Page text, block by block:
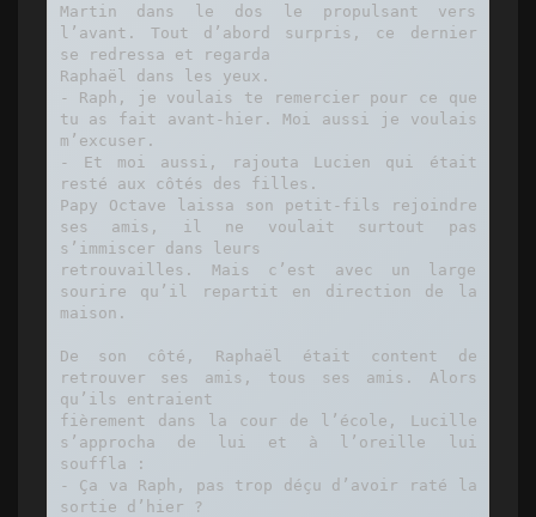
Martin dans le dos le propulsant vers
l’avant. Tout d’abord surpris, ce dernier
se redressa et regarda
Raphaël dans les yeux.
- Raph, je voulais te remercier pour ce que
tu as fait avant-hier. Moi aussi je voulais
m’excuser.
- Et moi aussi, rajouta Lucien qui était
resté aux côtés des filles.
Papy Octave laissa son petit-fils rejoindre
ses amis, il ne voulait surtout pas
s’immiscer dans leurs
retrouvailles. Mais c’est avec un large
sourire qu’il repartit en direction de la
maison.
De son côté, Raphaël était content de
retrouver ses amis, tous ses amis. Alors
qu’ils entraient
fièrement dans la cour de l’école, Lucille
s’approcha de lui et à l’oreille lui
souffla :
- Ça va Raph, pas trop déçu d’avoir raté la
sortie d’hier ?